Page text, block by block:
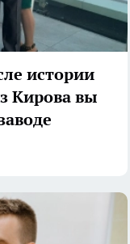
истории
Кирова вы